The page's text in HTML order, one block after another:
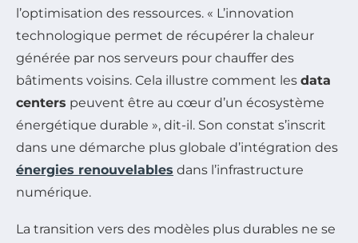
l’optimisation des ressources. « L’innovation
technologique permet de récupérer la chaleur
générée par nos serveurs pour chauffer des
bâtiments voisins. Cela illustre comment les data
centers peuvent être au cœur d’un écosystème
énergétique durable », dit-il. Son constat s’inscrit
dans une démarche plus globale d’intégration des
énergies renouvelables dans l’infrastructure
numérique.
La transition vers des modèles plus durables ne se